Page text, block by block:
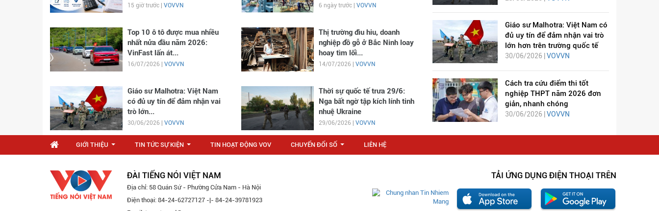
15 giờ trước | VOVVN 6 ngày trước | VOVVN
Top 10 ô tô được mua nhiều
nhất nửa đầu năm 2026:
VinFast lấn át...
16/07/2026 | VOVVN
Thị trường đìu hiu, doanh
nghiệp đồ gỗ ở Bắc Ninh loay
hoay tìm lối...
14/07/2026 | VOVVN
Giáo sư Malhotra: Việt Nam
có đủ uy tín để đảm nhận vai
trò lớn...
30/06/2026 | VOVVN
Thời sự quốc tế trưa 29/6:
Nga bất ngờ tập kích lính tinh
nhuệ Ukraine
29/06/2026 | VOVVN
Giáo sư Malhotra: Việt Nam có
đủ uy tín để đảm nhận vai trò
lớn hơn trên trường quốc tế
30/06/2026 | VOVVN
Cách tra cứu điểm thi tốt
nghiệp THPT năm 2026 đơn
giản, nhanh chóng
30/06/2026 | VOVVN
GIỚI THIỆU TIN TỨC SỰ KIỆN TIN HOẠT ĐỘNG VOV CHUYỂN ĐỔI SỐ LIÊN HỆ
ĐÀI TIẾNG NÓI VIỆT NAM
Địa chỉ: 58 Quán Sứ - Phường Cửa Nam - Hà Nội
Điện thoại: 84-24-62727127 -|- 84-24-39781923
TẢI ỨNG DỤNG ĐIỆN THOẠI TRÊN